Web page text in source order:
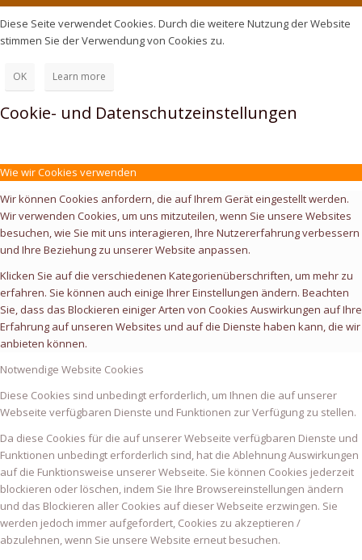
Diese Seite verwendet Cookies. Durch die weitere Nutzung der Website
stimmen Sie der Verwendung von Cookies zu.
OK Learn more
Cookie- und Datenschutzeinstellungen
Wie wir Cookies verwenden
Wir können Cookies anfordern, die auf Ihrem Gerät eingestellt werden.
Wir verwenden Cookies, um uns mitzuteilen, wenn Sie unsere Websites
besuchen, wie Sie mit uns interagieren, Ihre Nutzererfahrung verbessern
und Ihre Beziehung zu unserer Website anpassen.
Klicken Sie auf die verschiedenen Kategorienüberschriften, um mehr zu
erfahren. Sie können auch einige Ihrer Einstellungen ändern. Beachten
Sie, dass das Blockieren einiger Arten von Cookies Auswirkungen auf Ihre
Erfahrung auf unseren Websites und auf die Dienste haben kann, die wir
anbieten können.
Notwendige Website Cookies
Diese Cookies sind unbedingt erforderlich, um Ihnen die auf unserer
Webseite verfügbaren Dienste und Funktionen zur Verfügung zu stellen.
Da diese Cookies für die auf unserer Webseite verfügbaren Dienste und
Funktionen unbedingt erforderlich sind, hat die Ablehnung Auswirkungen
auf die Funktionsweise unserer Webseite. Sie können Cookies jederzeit
blockieren oder löschen, indem Sie Ihre Browsereinstellungen ändern
und das Blockieren aller Cookies auf dieser Webseite erzwingen. Sie
werden jedoch immer aufgefordert, Cookies zu akzeptieren /
abzulehnen, wenn Sie unsere Website erneut besuchen.